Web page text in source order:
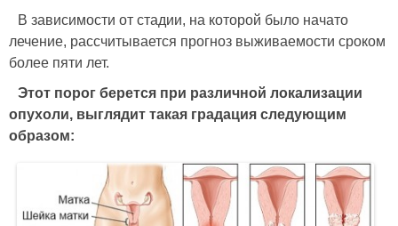
В зависимости от стадии, на которой было начато
лечение, рассчитывается прогноз выживаемости сроком
более пяти лет.
Этот порог берется при различной локализации
опухоли, выглядит такая градация следующим
образом: